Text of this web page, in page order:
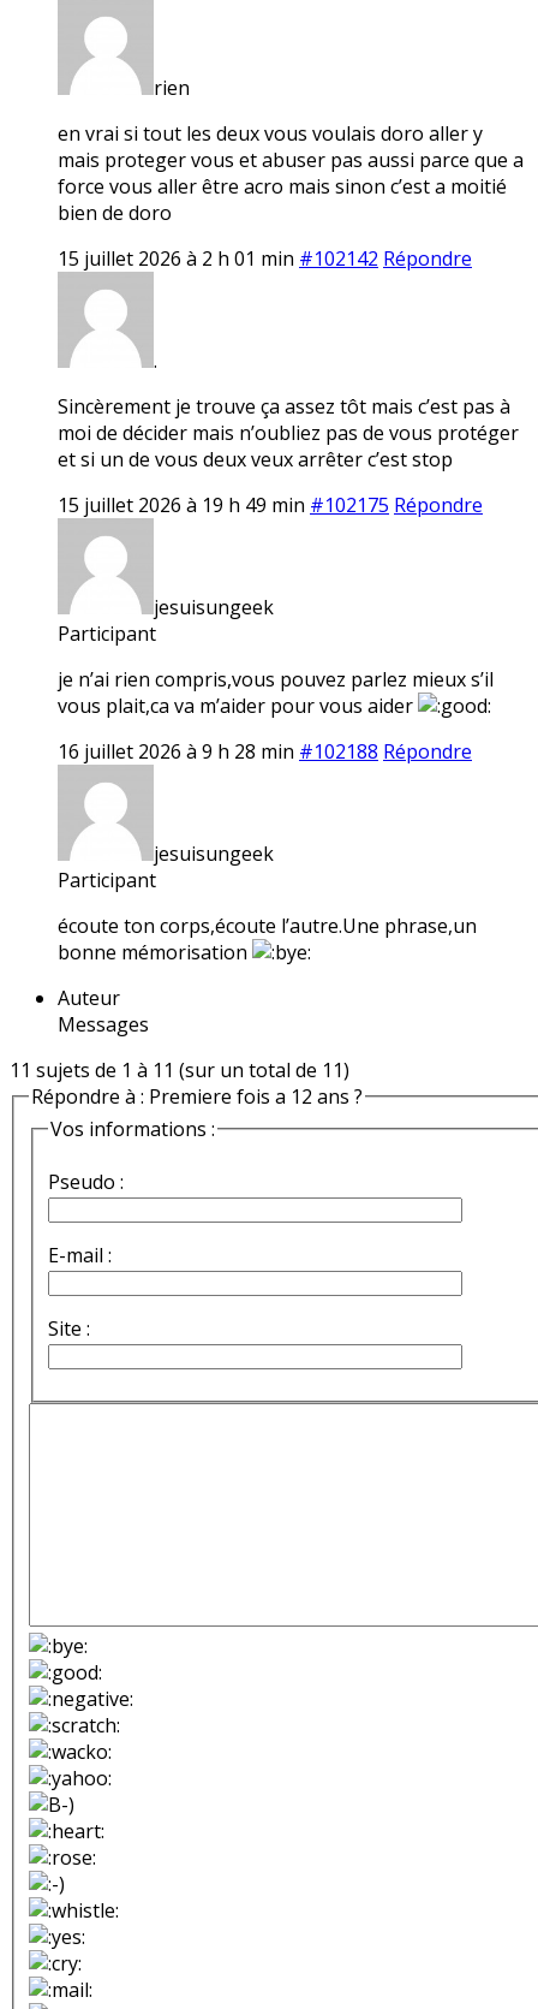
rien
en vrai si tout les deux vous voulais doro aller y
mais proteger vous et abuser pas aussi parce que a
force vous aller être acro mais sinon c’est a moitié
bien de doro
15 juillet 2026 à 2 h 01 min #102142 Répondre
.
Sincèrement je trouve ça assez tôt mais c’est pas à
moi de décider mais n’oubliez pas de vous protéger
et si un de vous deux veux arrêter c’est stop
15 juillet 2026 à 19 h 49 min #102175 Répondre
jesuisungeek
Participant
je n’ai rien compris,vous pouvez parlez mieux s’il
vous plait,ca va m’aider pour vous aider
16 juillet 2026 à 9 h 28 min #102188 Répondre
jesuisungeek
Participant
écoute ton corps,écoute l’autre.Une phrase,un
bonne mémorisation
Auteur
Messages
11 sujets de 1 à 11 (sur un total de 11)
Répondre à : Premiere fois a 12 ans ?
Vos informations :
Pseudo :
E-mail :
Site :